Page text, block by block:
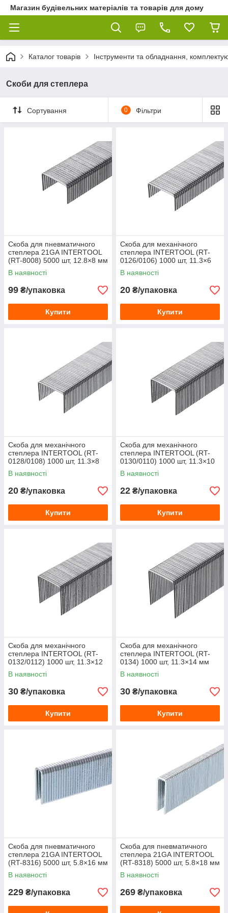
Магазин будівельних матеріалів та товарів для дому
Каталог товарів Інструменти та обладнання,
Скоби для степлера
Сортування 0 Фільтри
Скоба для пневматичного
степлера 21GA INTERTOOL
(RT-8008) 5000 шт, 12.8×8 мм
В наявності
99 ₴/упаковка
Купити
Скоба для механічного
степлера INTERTOOL (RT-
0126/0106) 1000 шт, 11.3×6
мм
В наявності
20 ₴/упаковка
Купити
Скоба для механічного
степлера INTERTOOL (RT-
0128/0108) 1000 шт, 11.3×8
мм
В наявності
20 ₴/упаковка
Купити
Скоба для механічного
степлера INTERTOOL (RT-
0130/0110) 1000 шт, 11.3×10
мм
В наявності
22 ₴/упаковка
Купити
Скоба для механічного
степлера INTERTOOL (RT-
0132/0112) 1000 шт, 11.3×12
мм
В наявності
30 ₴/упаковка
Купити
Скоба для механічного
степлера INTERTOOL (RT-
0134) 1000 шт, 11.3×14 мм
В наявності
30 ₴/упаковка
Купити
Скоба для пневматичного
степлера 21GA INTERTOOL
(RT-8316) 5000 шт, 5.8×16 мм
В наявності
229 ₴/упаковка
Скоба для пневматичного
степлера 21GA INTERTOOL
(RT-8318) 5000 шт, 5.8×18 мм
В наявності
269 ₴/упаковка